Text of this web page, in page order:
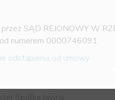
SĄD REJONOWY W
numerem 0000746091
odstąpienia od umowy